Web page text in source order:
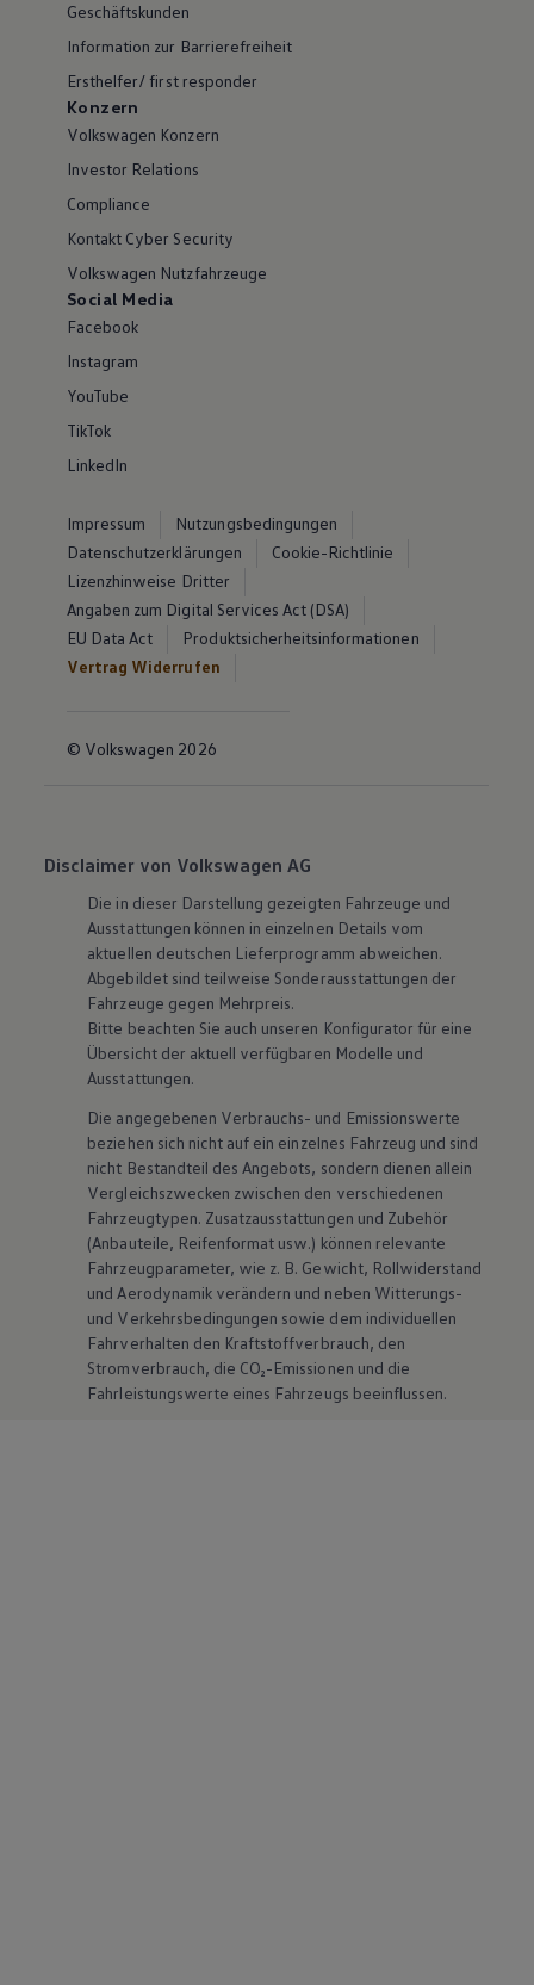
Geschäftskunden
Information zur Barrierefreiheit
Ersthelfer/ first responder
Konzern
Volkswagen Konzern
Investor Relations
Compliance
Kontakt Cyber Security
Volkswagen Nutzfahrzeuge
Social Media
Facebook
Instagram
YouTube
TikTok
LinkedIn
Impressum
Nutzungsbedingungen
Datenschutzerklärungen
Cookie-Richtlinie
Lizenzhinweise Dritter
Angaben zum Digital Services Act (DSA)
EU Data Act
Produktsicherheitsinformationen
Vertrag Widerrufen
© Volkswagen 2026
Disclaimer von Volkswagen AG
Die in dieser Darstellung gezeigten Fahrzeuge und
Ausstattungen können in einzelnen Details vom
aktuellen deutschen Lieferprogramm abweichen.
Abgebildet sind teilweise Sonderausstattungen der
Fahrzeuge gegen Mehrpreis.
Bitte beachten Sie auch unseren Konfigurator für eine
Übersicht der aktuell verfügbaren Modelle und
Ausstattungen.
Die angegebenen Verbrauchs- und Emissionswerte
beziehen sich nicht auf ein einzelnes Fahrzeug und sind
nicht Bestandteil des Angebots, sondern dienen allein
Vergleichszwecken zwischen den verschiedenen
Fahrzeugtypen. Zusatzausstattungen und Zubehör
(Anbauteile, Reifenformat usw.) können relevante
Fahrzeugparameter, wie z. B. Gewicht, Rollwiderstand
und Aerodynamik verändern und neben Witterungs-
und Verkehrsbedingungen sowie dem individuellen
Fahrverhalten den Kraftstoffverbrauch, den
Stromverbrauch, die CO₂-Emissionen und die
Fahrleistungswerte eines Fahrzeugs beeinflussen.